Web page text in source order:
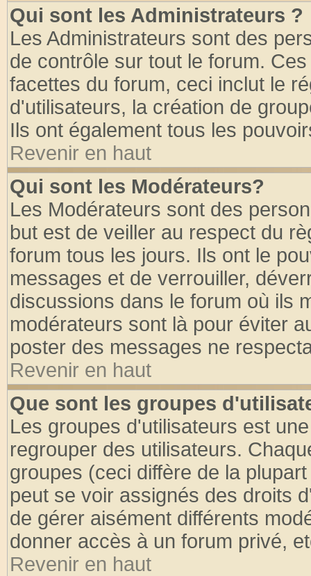
Qui sont les Administrateurs ?
Les Administrateurs sont des
de contrôle sur tout le forum.
facettes du forum, ceci inclut le
d'utilisateurs, la création de
Ils ont également tous les
Revenir en haut
Qui sont les Modérateurs?
Les Modérateurs sont des
but est de veiller au respect du
forum tous les jours. Ils ont le
messages et de verrouiller,
discussions dans le forum où ils
modérateurs sont là pour éviter
poster des messages ne
Revenir en haut
Que sont les groupes
Les groupes d'utilisateurs est
regrouper des utilisateurs.
groupes (ceci diffère de la
peut se voir assignés des droits
de gérer aisément différents
donner accès à un forum privé,
Revenir en haut